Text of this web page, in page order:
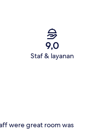
9,0
Staf & layanan
were great room was